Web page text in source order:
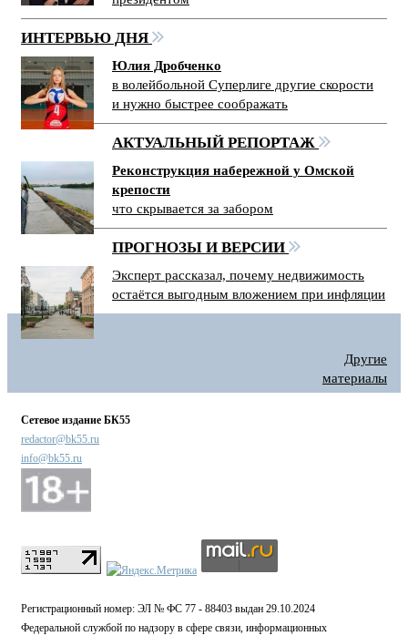
ИНТЕРВЬЮ ДНЯ
Юлия Дробченко
в волейбольной Суперлиге другие скорости
и нужно быстрее соображать
АКТУАЛЬНЫЙ РЕПОРТАЖ
Реконструкция набережной у Омской
крепости
что скрывается за забором
ПРОГНОЗЫ И ВЕРСИИ
Эксперт рассказал, почему недвижимость
остаётся выгодным вложением при инфляции
Другие
материалы
Сетевое издание БК55
redactor@bk55.ru
info@bk55.ru
Регистрационный номер: ЭЛ № ФС 77 - 88403 выдан 29.10.2024
Федеральной службой по надзору в сфере связи, информационных